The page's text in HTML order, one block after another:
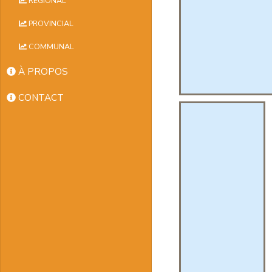
PROVINCIAL
COMMUNAL
À PROPOS
CONTACT